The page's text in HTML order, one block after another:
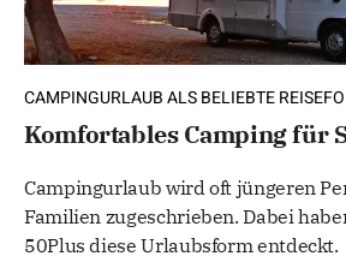
CAMPINGURLAUB ALS BELIEBTE
Komfortables Camping für
Campingurlaub wird oft jüngeren
Familien zugeschrieben. Dabei
50Plus diese Urlaubsform entdeckt.